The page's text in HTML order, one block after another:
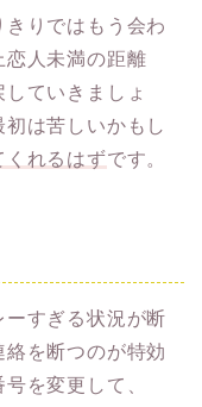
りではもう会わ
恋人未満の距離
ていきましょ
は苦しいかもし
くれるはずです。
すぎる状況が断
を断つのが特効
を変更して、